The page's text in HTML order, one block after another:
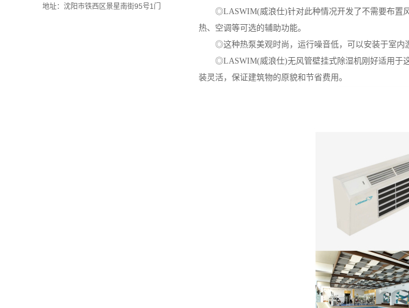
地址：沈阳市铁西区景星南街95号1门
◎LASWIM(威浪仕)针对此种情况开发了不需要布置
热、空调等可选的辅助功能。
◎这种热泵美观时尚，运行噪音低，可以安装于室内
◎LASWIM(威浪仕)无风管壁挂式除湿机刚好适用于
装灵活，保证建筑物的原貌和节省费用。